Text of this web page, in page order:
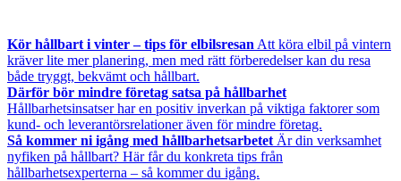
Kör hållbart i vinter – tips för elbilsresan Att köra elbil på vintern
kräver lite mer planering, men med rätt förberedelser kan du resa
både tryggt, bekvämt och hållbart.
Därför bör mindre företag satsa på hållbarhet
Hållbarhetsinsatser har en positiv inverkan på viktiga faktorer som
kund- och leverantörsrelationer även för mindre företag.
Så kommer ni igång med hållbarhetsarbetet Är din verksamhet
nyfiken på hållbart? Här får du konkreta tips från
hållbarhetsexperterna – så kommer du igång.